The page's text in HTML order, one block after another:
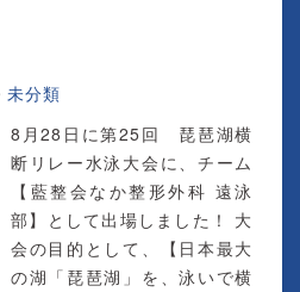
未分類
8月28日に第25回 琵琶湖横
断リレー水泳大会に、チーム
【藍整会なか整形外科 遠泳
部】として出場しました！ 大
会の目的として、【日本最大
の湖「琵琶湖」を、泳いで横